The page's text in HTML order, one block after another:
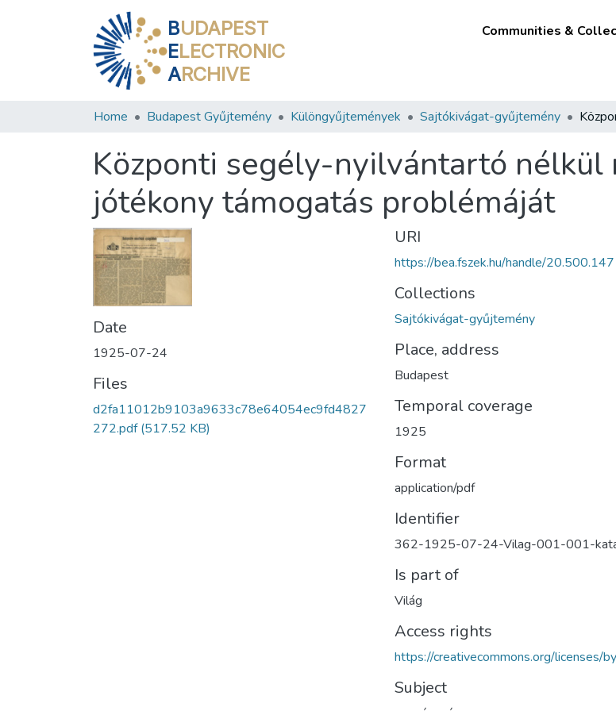
BUDAPEST
ELECTRONIC
ARCHIVE
Communities &
Home Budapest Gyűjtemény Különgyűjtemények Sajtókivágat-gyűjtemény
Központi segély-nyilvántartó nélkül
jótékony támogatás problémáját
Date
1925-07-24
Files
d2fa11012b9103a9633c78e64054ec9fd4827
272.pdf(517.52 KB)
URI
https://bea.fszek.hu/handle/
Collections
Sajtókivágat-gyűjtemény
Place, address
Budapest
Temporal coverage
1925
Format
application/pdf
Identifier
362-1925-07-24-Vilag-001-001-
Is part of
Világ
Access rights
https://creativecommons.org/licenses/
Subject